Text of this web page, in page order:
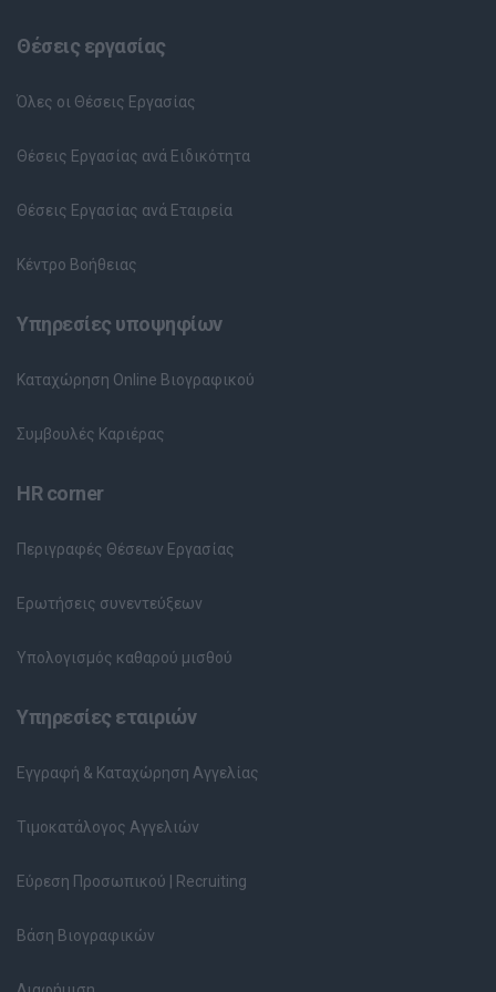
Θέσεις εργασίας
Όλες οι Θέσεις Εργασίας
Θέσεις Εργασίας ανά Ειδικότητα
Θέσεις Εργασίας ανά Εταιρεία
Κέντρο Βοήθειας
Υπηρεσίες υποψηφίων
Καταχώρηση Online Βιογραφικού
Συμβουλές Καριέρας
HR corner
Περιγραφές Θέσεων Εργασίας
Ερωτήσεις συνεντεύξεων
Υπολογισμός καθαρού μισθού
Υπηρεσίες εταιριών
Εγγραφή & Καταχώρηση Αγγελίας
Τιμοκατάλογος Αγγελιών
Εύρεση Προσωπικού | Recruiting
Βάση Βιογραφικών